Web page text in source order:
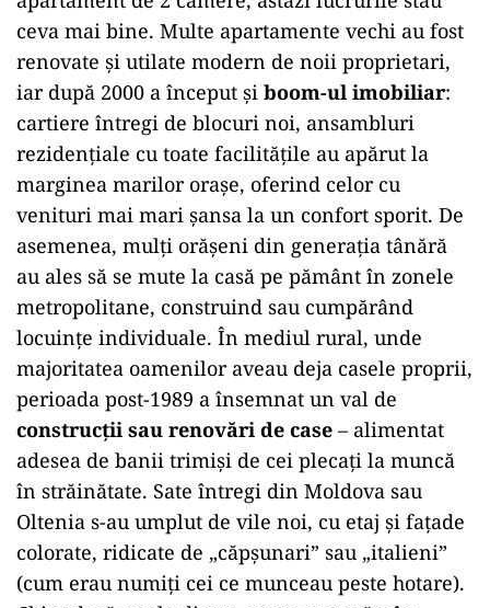
ceva mai bine. Multe apartamente vechi au fost
renovate și utilate modern de noii proprietari,
iar după 2000 a început și boom-ul imobiliar:
cartiere întregi de blocuri noi, ansambluri
rezidențiale cu toate facilitățile au apărut la
marginea marilor orașe, oferind celor cu
venituri mai mari șansa la un confort sporit. De
asemenea, mulți orășeni din generația tânără
au ales să se mute la casă pe pământ în zonele
metropolitane, construind sau cumpărând
locuințe individuale. În mediul rural, unde
majoritatea oamenilor aveau deja casele proprii,
perioada post-1989 a însemnat un val de
construcții sau renovări de case – alimentat
adesea de banii trimiși de cei plecați la muncă
în străinătate. Sate întregi din Moldova sau
Oltenia s-au umplut de vile noi, cu etaj și fațade
colorate, ridicate de „căpșunari” sau „italieni”
(cum erau numiți cei ce munceau peste hotare).